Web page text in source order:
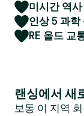
미시간 역사
인상 5 과학
RE 올드 교
랜싱에서 새
보통 이 지역